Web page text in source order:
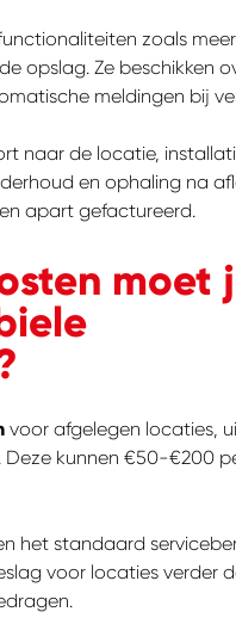
naar
zoals
opslag. Ze beschikken
meldingen bij
naar de locatie,
en ophaling na
apart gefactureerd.
moet
voor afgelegen locaties,
Deze kunnen €50-€200
het standaard
voor locaties verder